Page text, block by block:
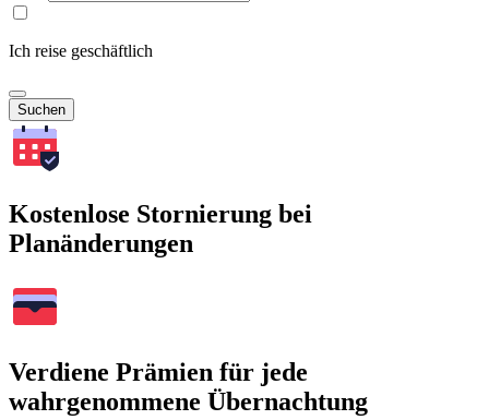
Ich reise geschäftlich
Suchen
Kostenlose Stornierung bei
Planänderungen
Verdiene Prämien für jede
wahrgenommene Übernachtung